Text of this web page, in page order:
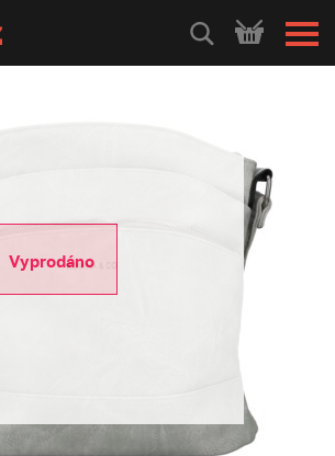
HLEDEJ
Vyprodáno